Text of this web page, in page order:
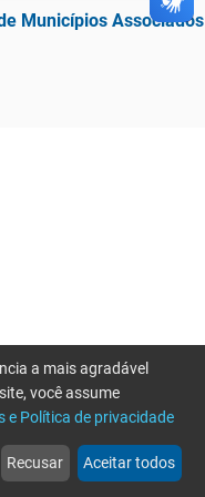
Municípios Associados
web
Notícias
more_horiz
Mais
a mais agradável
você assume
e Política de privacidade
Recusar Aceitar todos